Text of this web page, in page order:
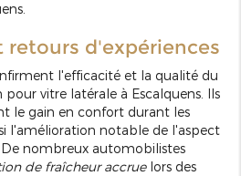
retours d'expériences
l'efficacité et la qualité du
vitre latérale à Escalquens. Ils
le gain en confort durant les
l'amélioration notable de l'aspect
nombreux automobilistes
de fraîcheur accruelors des